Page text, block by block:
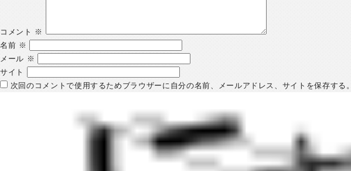
コメント
※
名前 ※
メール ※
サイト
次回のコメントで使用するためブラウザーに自分の名前、メールアドレス、サイトを保存する。